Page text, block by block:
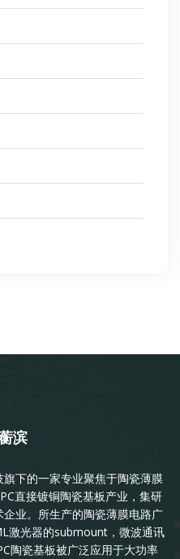
滨
下的一家专业聚焦于陶瓷薄膜
直接镀铜陶瓷基板产业，集研
业。所生产的陶瓷薄膜电路广
激光器的submount，微波通讯
陶瓷基板被广泛应用于大功率